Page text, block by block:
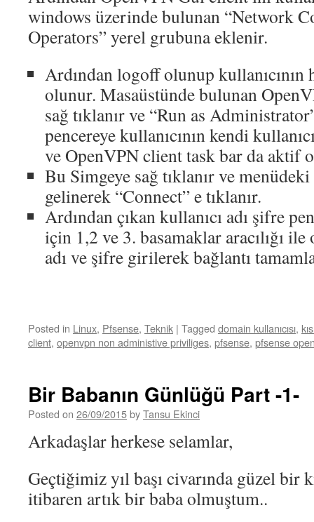
windows üzerinde bulunan “Network
Operators” yerel grubuna eklenir.
Ardından logoff olunup kullanıcının
olunur. Masaüstünde bulunan
sağ tıklanır ve “Run as
pencereye kullanıcının kendi
ve OpenVPN client task bar da aktif
Bu Simgeye sağ tıklanır ve
gelinerek “Connect” e tıklanır.
Ardından çıkan kullanıcı adı şifre
için 1,2 ve 3. basamaklar aracılığı
adı ve şifre girilerek bağlantı
Posted in Linux, Pfsense, Teknik | Tagged domain kullanıcısı,
client, openvpn non administive priviliges, pfsense, pfsense
Bir Babanın Günlüğü Part -1-
Posted on 26/09/2015byTansu Ekinci
Arkadaşlar herkese selamlar,
Geçtiğimiz yıl başı civarında güzel bir
itibaren artık bir baba olmuştum..